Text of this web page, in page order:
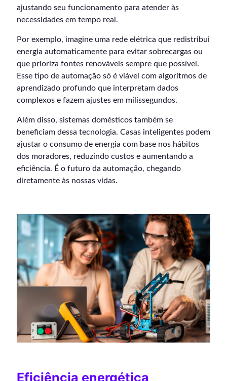
ajustando seu funcionamento para atender às
necessidades em tempo real.
Por exemplo, imagine uma rede elétrica que redistribui
energia automaticamente para evitar sobrecargas ou
que prioriza fontes renováveis sempre que possível.
Esse tipo de automação só é viável com algoritmos de
aprendizado profundo que interpretam dados
complexos e fazem ajustes em milissegundos.
Além disso, sistemas domésticos também se
beneficiam dessa tecnologia. Casas inteligentes podem
ajustar o consumo de energia com base nos hábitos
dos moradores, reduzindo custos e aumentando a
eficiência. É o futuro da automação, chegando
diretamente às nossas vidas.
Eficiência energética